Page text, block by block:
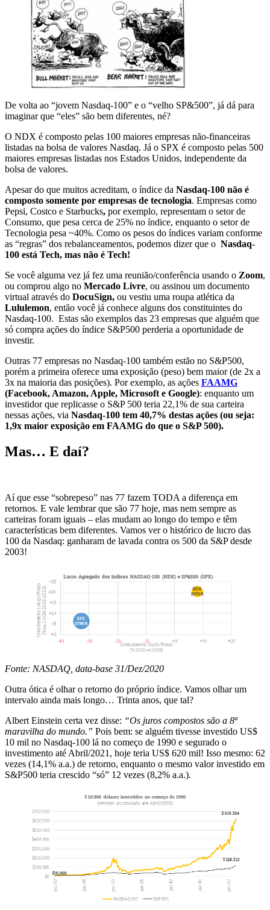
De volta ao “jovem Nasdaq-100” e o “velho SP&500”, já dá para
imaginar que “eles” são bem diferentes, né?
O NDX é composto pelas 100 maiores empresas não-financeiras
listadas na bolsa de valores Nasdaq. Já o SPX é composto pelas 500
maiores empresas listadas nos Estados Unidos, independente da
bolsa de valores.
Apesar do que muitos acreditam, o índice da Nasdaq-100 não é
composto somente por empresas de tecnologia. Empresas como
Pepsi, Costco e Starbucks, por exemplo, representam o setor de
Consumo, que pesa cerca de 25% no índice, enquanto o setor de
Tecnologia pesa ~40%. Como os pesos do índices variam conforme
as “regras” dos rebalanceamentos, podemos dizer que o Nasdaq-
100 está Tech, mas não é Tech!
Se você alguma vez já fez uma reunião/conferência usando o Zoom,
ou comprou algo no Mercado Livre, ou assinou um documento
virtual através do DocuSign, ou vestiu uma roupa atlética da
Lululemon, então você já conhece alguns dos constituintes do
Nasdaq-100. Estas são exemplos das 23 empresas que alguém que
só compra ações do índice S&P500 perderia a oportunidade de
investir.
Outras 77 empresas no Nasdaq-100 também estão no S&P500,
porém a primeira oferece uma exposição (peso) bem maior (de 2x a
3x na maioria das posições). Por exemplo, as ações FAAMG
(Facebook, Amazon, Apple, Microsoft e Google): enquanto um
investidor que replicasse o S&P 500 teria 22,1% de sua carteira
nessas ações, via Nasdaq-100 tem 40,7% destas ações (ou seja:
1,9x maior exposição em FAAMG do que o S&P 500).
Mas… E daí?
Aí que esse “sobrepeso” nas 77 fazem TODA a diferença em
retornos. E vale lembrar que são 77 hoje, mas nem sempre as
carteiras foram iguais – elas mudam ao longo do tempo e têm
características bem diferentes. Vamos ver o histórico de lucro das
100 da Nasdaq: ganharam de lavada contra os 500 da S&P desde
2003!
Fonte: NASDAQ, data-base 31/Dez/2020
Outra ótica é olhar o retorno do próprio índice. Vamos olhar um
intervalo ainda mais longo… Trinta anos, que tal?
Albert Einstein certa vez disse: “Os juros compostos são a 8ª
maravilha do mundo.” Pois bem: se alguém tivesse investido US$
10 mil no Nasdaq-100 lá no começo de 1990 e segurado o
investimento até Abril/2021, hoje teria US$ 620 mil! Isso mesmo: 62
vezes (14,1% a.a.) de retorno, enquanto o mesmo valor investido em
S&P500 teria crescido “só” 12 vezes (8,2% a.a.).